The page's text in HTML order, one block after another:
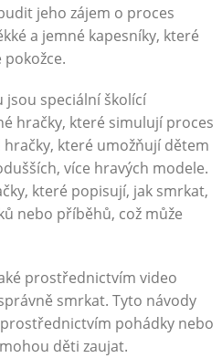
jeho zájem o proces
a jemné kapesníky, které
jsou speciální školící
hračky, které simulují proces
které umožňují dětem
více hravých modele.
které popisují, jak smrkat,
nebo příběhů, což může
prostřednictvím video
smrkat. Tyto návody
pohádky nebo
děti zaujat.